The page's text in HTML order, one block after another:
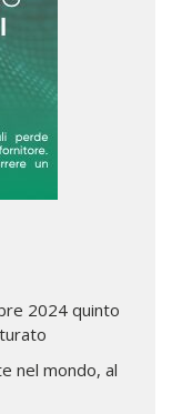
2024 quinto
nel mondo, al